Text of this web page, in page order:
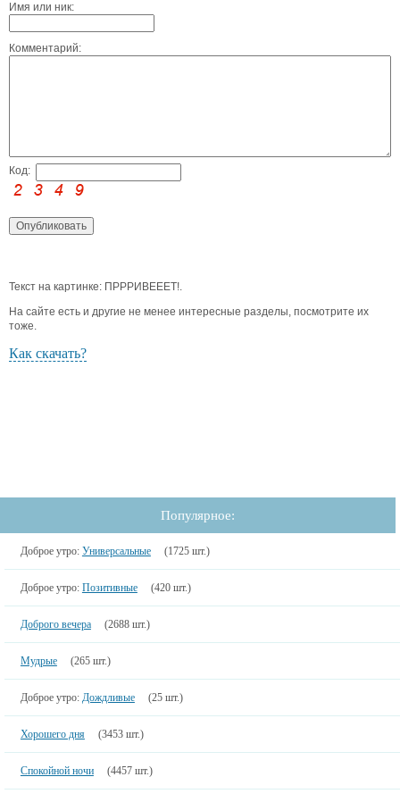
Имя или ник:
Комментарий:
Код:
Текст на картинке: ПРРРИВЕЕЕТ!.
На сайте есть и другие не менее интересные разделы, посмотрите их
тоже.
Как скачать?
Популярное:
Доброе утро: Универсальные (1725 шт.)
Доброе утро: Позитивные (420 шт.)
Доброго вечера (2688 шт.)
Мудрые (265 шт.)
Доброе утро: Дождливые (25 шт.)
Хорошего дня (3453 шт.)
Спокойной ночи (4457 шт.)